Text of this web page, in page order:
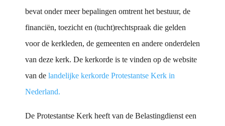
bevat onder meer bepalingen omtrent het bestuur, de
financiën, toezicht en (tucht)rechtspraak die gelden
voor de kerkleden, de gemeenten en andere onderdelen
van deze kerk. De kerkorde is te vinden op de website
van delandelijke kerkorde Protestantse Kerk in
Nederland.
De Protestantse Kerk heeft van de Belastingdienst een